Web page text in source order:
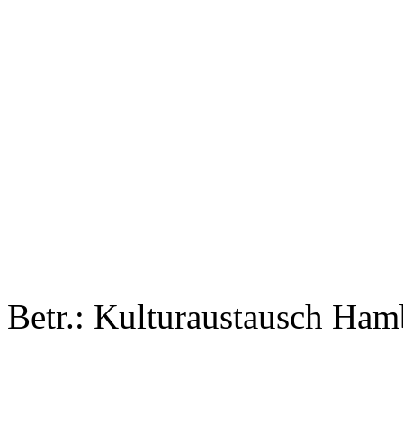
Betr.: Kulturaustausch